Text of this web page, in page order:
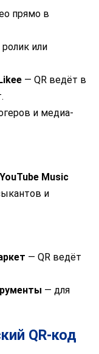
прямо в
или
— QR ведёт в
и медиа-
Music
и
— QR ведёт
— для
QR-код